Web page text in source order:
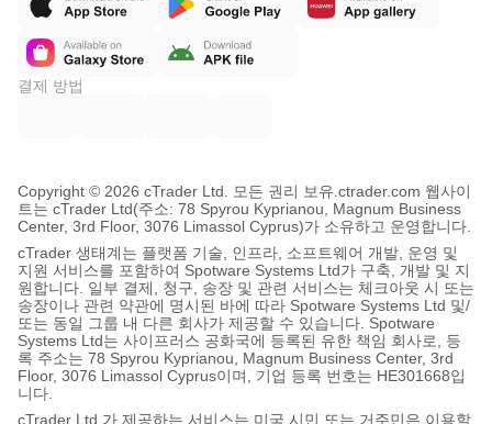
결제 방법
Copyright © 2026 cTrader Ltd. 모든 권리 보유. ctrader.com 웹사이
트는 cTrader Ltd(주소: 78 Spyrou Kyprianou, Magnum Business
Center, 3rd Floor, 3076 Limassol Cyprus)가 소유하고 운영합니다.
cTrader 생태계는 플랫폼 기술, 인프라, 소프트웨어 개발, 운영 및
지원 서비스를 포함하여 Spotware Systems Ltd가 구축, 개발 및 지
원합니다. 일부 결제, 청구, 송장 및 관련 서비스는 체크아웃 시 또는
송장이나 관련 약관에 명시된 바에 따라 Spotware Systems Ltd 및/
또는 동일 그룹 내 다른 회사가 제공할 수 있습니다. Spotware
Systems Ltd는 사이프러스 공화국에 등록된 유한 책임 회사로, 등
록 주소는 78 Spyrou Kyprianou, Magnum Business Center, 3rd
Floor, 3076 Limassol Cyprus이며, 기업 등록 번호는 HE301668입
니다.
cTrader Ltd 가 제공하는 서비스는 미국 시민 또는 거주민은 이용할